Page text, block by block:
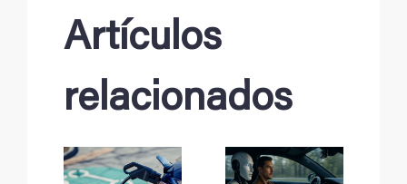
Artículos
relacionados